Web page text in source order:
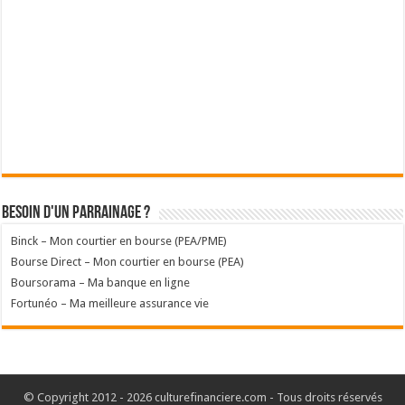
Besoin d'un parrainage ?
Binck – Mon courtier en bourse (PEA/PME)
Bourse Direct – Mon courtier en bourse (PEA)
Boursorama – Ma banque en ligne
Fortunéo – Ma meilleure assurance vie
© Copyright 2012 - 2026 culturefinanciere.com - Tous droits réservés